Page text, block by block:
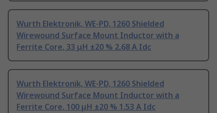
Wurth Elektronik, WE-PD, 1260 Shielded
Wirewound Surface Mount Inductor with a
Ferrite Core, 33 μH ±20 % 2.68 A Idc
Wurth Elektronik, WE-PD, 1260 Shielded
Wirewound Surface Mount Inductor with a
Ferrite Core, 100 μH ±20 % 1.53 A Idc